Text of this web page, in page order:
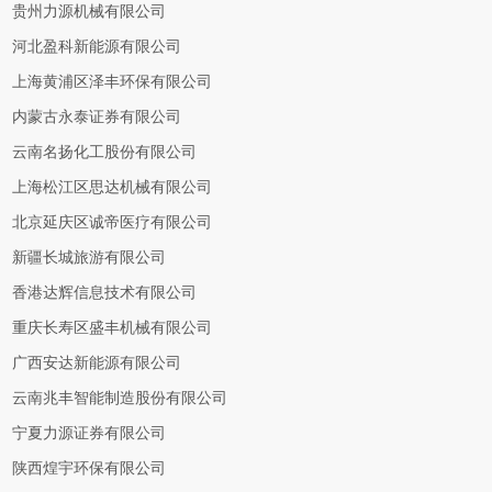
贵州力源机械有限公司
河北盈科新能源有限公司
上海黄浦区泽丰环保有限公司
内蒙古永泰证券有限公司
云南名扬化工股份有限公司
上海松江区思达机械有限公司
北京延庆区诚帝医疗有限公司
新疆长城旅游有限公司
香港达辉信息技术有限公司
重庆长寿区盛丰机械有限公司
广西安达新能源有限公司
云南兆丰智能制造股份有限公司
宁夏力源证券有限公司
陕西煌宇环保有限公司